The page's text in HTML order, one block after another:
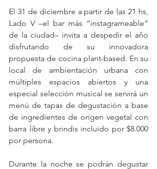
El 31 de diciembre a partir de las 21 hs,
Lado V –el bar más “instagrameable”
de la ciudad– invita a despedir el año
disfrutando de su innovadora
propuesta de cocina plant-based. En su
local de ambientación urbana con
múltiples espacios abiertos y una
especial selección musical se servirá un
menú de tapas de degustación a base
de ingredientes de origen vegetal con
barra libre y brindis incluido por $8.000
por persona.
Durante la noche se podrán degustar